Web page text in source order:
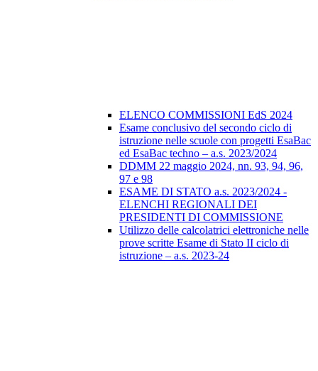
ELENCO COMMISSIONI EdS 2024
Esame conclusivo del secondo ciclo di
istruzione nelle scuole con progetti EsaBac
ed EsaBac techno – a.s. 2023/2024
DDMM 22 maggio 2024, nn. 93, 94, 96,
97 e 98
ESAME DI STATO a.s. 2023/2024 -
ELENCHI REGIONALI DEI
PRESIDENTI DI COMMISSIONE
Utilizzo delle calcolatrici elettroniche nelle
prove scritte Esame di Stato II ciclo di
istruzione – a.s. 2023-24